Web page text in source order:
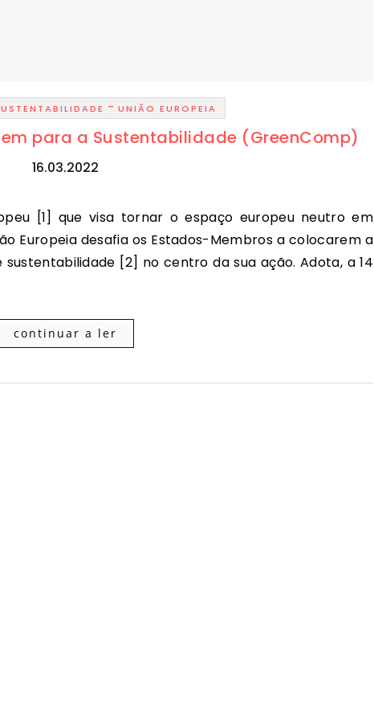
- UNIÃO EUROPEIA
para a Sustentabilidade (GreenComp)
16.03.2022
Europeia desafia os Estados-Membros a colocarem a
[2] no centro da sua ação. Adota, a 14
continuar a ler